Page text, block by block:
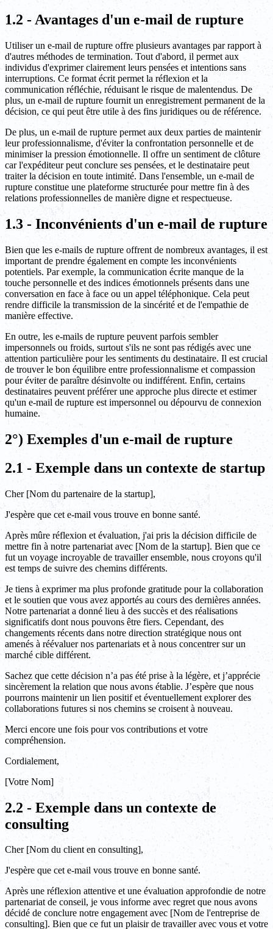
1.2 - Avantages d'un e-mail de rupture
Utiliser un e-mail de rupture offre plusieurs avantages par rapport à
d'autres méthodes de termination. Tout d'abord, il permet aux
individus d'exprimer clairement leurs pensées et intentions sans
interruptions. Ce format écrit permet la réflexion et la
communication réfléchie, réduisant le risque de malentendus. De
plus, un e-mail de rupture fournit un enregistrement permanent de la
décision, ce qui peut être utile à des fins juridiques ou de référence.
De plus, un e-mail de rupture permet aux deux parties de maintenir
leur professionnalisme, d'éviter la confrontation personnelle et de
minimiser la pression émotionnelle. Il offre un sentiment de clôture
car l'expéditeur peut conclure ses pensées, et le destinataire peut
traiter la décision en toute intimité. Dans l'ensemble, un e-mail de
rupture constitue une plateforme structurée pour mettre fin à des
relations professionnelles de manière digne et respectueuse.
1.3 - Inconvénients d'un e-mail de rupture
Bien que les e-mails de rupture offrent de nombreux avantages, il est
important de prendre également en compte les inconvénients
potentiels. Par exemple, la communication écrite manque de la
touche personnelle et des indices émotionnels présents dans une
conversation en face à face ou un appel téléphonique. Cela peut
rendre difficile la transmission de la sincérité et de l'empathie de
manière effective.
En outre, les e-mails de rupture peuvent parfois sembler
impersonnels ou froids, surtout s'ils ne sont pas rédigés avec une
attention particulière pour les sentiments du destinataire. Il est crucial
de trouver le bon équilibre entre professionnalisme et compassion
pour éviter de paraître désinvolte ou indifférent. Enfin, certains
destinataires peuvent préférer une approche plus directe et estimer
qu'un e-mail de rupture est impersonnel ou dépourvu de connexion
humaine.
2°) Exemples d'un e-mail de rupture
2.1 - Exemple dans un contexte de startup
Cher [Nom du partenaire de la startup],
J'espère que cet e-mail vous trouve en bonne santé.
Après mûre réflexion et évaluation, j'ai pris la décision difficile de
mettre fin à notre partenariat avec [Nom de la startup]. Bien que ce
fut un voyage incroyable de travailler ensemble, nous croyons qu'il
est temps de suivre des chemins différents.
Je tiens à exprimer ma plus profonde gratitude pour la collaboration
et le soutien que vous avez apportés au cours des dernières années.
Notre partenariat a donné lieu à des succès et des réalisations
significatifs dont nous pouvons être fiers. Cependant, des
changements récents dans notre direction stratégique nous ont
amenés à réévaluer nos partenariats et à nous concentrer sur un
marché cible différent.
Sachez que cette décision n’a pas été prise à la légère, et j’apprécie
sincèrement la relation que nous avons établie. J’espère que nous
pourrons maintenir un lien positif et éventuellement explorer des
collaborations futures si nos chemins se croisent à nouveau.
Merci encore une fois pour vos contributions et votre
compréhension.
Cordialement,
[Votre Nom]
2.2 - Exemple dans un contexte de
consulting
Cher [Nom du client en consulting],
J'espère que cet e-mail vous trouve en bonne santé.
Après une réflexion attentive et une évaluation approfondie de notre
partenariat de conseil, je vous informe avec regret que nous avons
décidé de conclure notre engagement avec [Nom de l'entreprise de
consulting]. Bien que ce fut un plaisir de travailler avec vous et votre